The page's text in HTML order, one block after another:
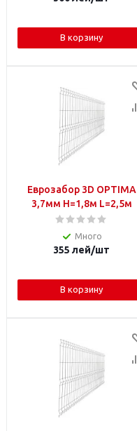
В корзину
Еврозабор 3D OPTIMA
3,7мм H=1,8м L=2,5м
Много
355 лей/шт
В корзину